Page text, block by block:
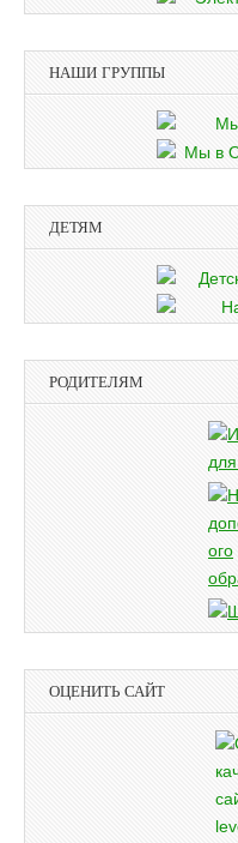
НАШИ ГРУППЫ
ДЕТЯМ
РОДИТЕЛЯМ
ОЦЕНИТЬ САЙТ